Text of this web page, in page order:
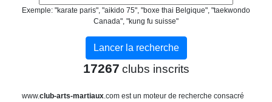
Exemple: "karate paris", "aikido 75", "boxe thai Belgique", "taekwondo
Canada", "kung fu suisse"
17267 clubs inscrits
www.club-arts-martiaux.com est un moteur de recherche consacré